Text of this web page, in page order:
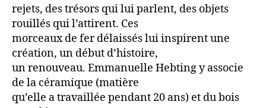
rejets, des trésors qui lui parlent, des objets
rouillés qui l’attirent. Ces
morceaux de fer délaissés lui inspirent une
création, un début d’histoire,
un renouveau. Emmanuelle Hebting y associe
de la céramique (matière
qu’elle a travaillée pendant 20 ans) et du bois